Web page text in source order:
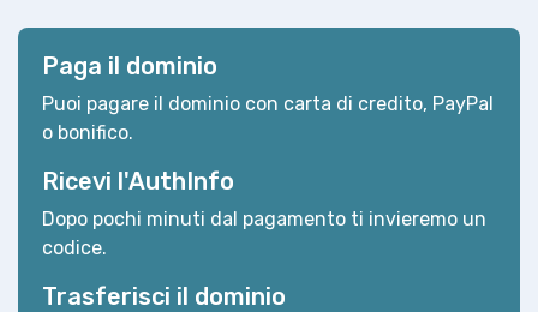
Paga il dominio
Puoi pagare il dominio con carta di credito, PayPal
o bonifico.
Ricevi l'AuthInfo
Dopo pochi minuti dal pagamento ti invieremo un
codice.
Trasferisci il dominio